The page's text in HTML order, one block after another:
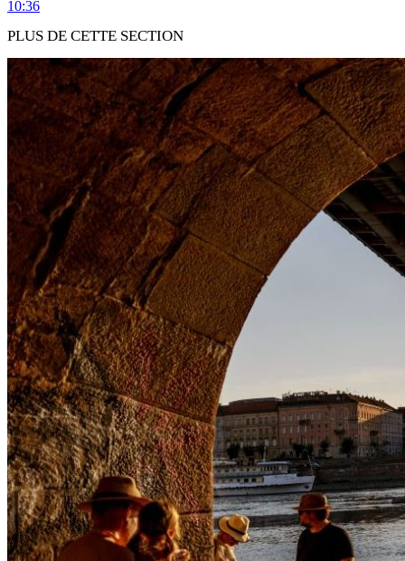
10:36
PLUS DE CETTE SECTION